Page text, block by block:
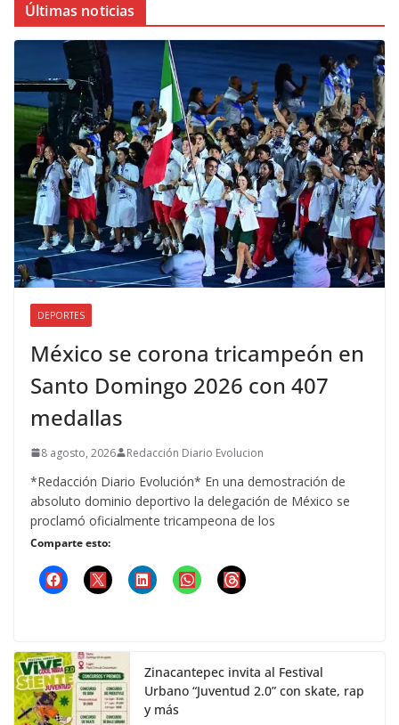
Últimas noticias
DEPORTES
México se corona tricampeón en
Santo Domingo 2026 con 407
medallas
8 agosto, 2026 Redacción Diario Evolucion
*Redacción Diario Evolución* En una demostración de
absoluto dominio deportivo la delegación de México se
proclamó oficialmente tricampeona de los
Comparte esto:
Zinacantepec invita al Festival
Urbano “Juventud 2.0” con skate, rap
y más